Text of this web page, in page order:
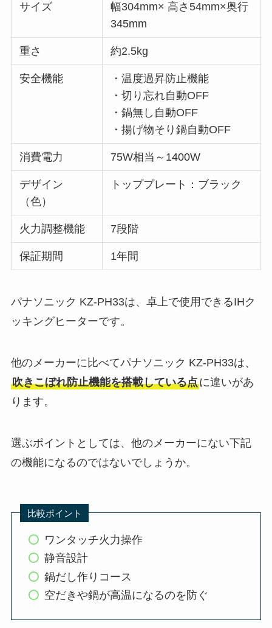
サイズ
幅304mm× 高さ54mm×奥行
345mm
重さ 約2.5kg
安全機能
・温度過昇防止機能
・切り忘れ自動OFF
・鍋無し自動OFF
・揚げ物そり鍋自動OFF
消費電力 75W相当～1400W
デザイン
（色）
トッププレート：ブラック
火力調整機能 7段階
保証期間 1年間
パナソニック KZ-PH33は、卓上で使用できるIHク
ッキングヒーターです。
他のメーカーに比べてパナソニック KZ-PH33は、
吹きこぼれ防止機能を搭載している点に違いがあ
ります。
選ぶポイントとしては、他のメーカーにない下記
の機能になるのではないでしょうか。
比較ポイント
ワンタッチ火力操作
静音設計
鍋だし作りコース
空だきや鍋が高温になるのを防ぐ